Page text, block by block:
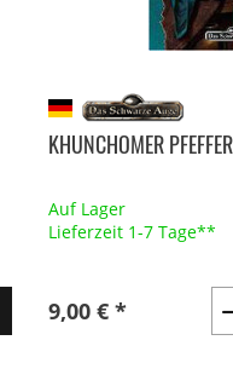
KHUNCHOMER
Auf Lager
Lieferzeit 1-7 Tage**
9,00 € *